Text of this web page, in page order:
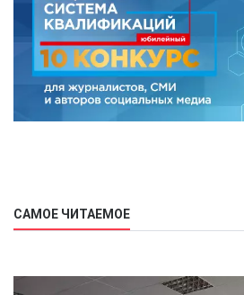
САМОЕ ЧИТАЕМОЕ